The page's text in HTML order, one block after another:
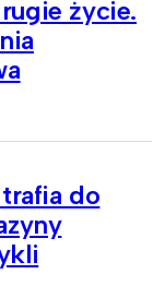
życie.
do